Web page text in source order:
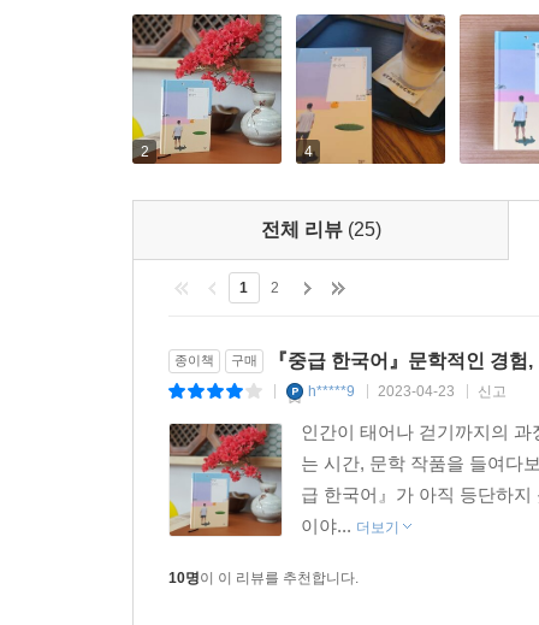
2 4
전체 리뷰 (25)
1 2
종이책 구매 『중급 한국어』문학적인 경험
h*****9 2023-04-23 신고
인간이 태어나 걷기까지의
는 시간, 문학 작품을 들여다
급 한국어』가 아직 등단하
이야... 더보기
10명이 이 리뷰를 추천합니다.